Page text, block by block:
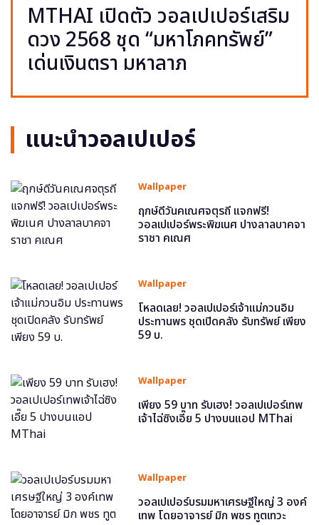
MTHAI เปิดตัว วอลเปเปอร์เสริม
ดวง 2568 ชุด “มหาโภคทรัพย์”
เด่นเงินตรา มหาลาภ
แนะนำวอลเปเปอร์
Wallpaper
ฤกษ์ดีวันคเณศจตุรถี แจกฟรี!
วอลเปเปอร์พระพิฆเนศ ปางลาลบาคจา
ราชา คเณศ
Wallpaper
โหลดเลย! วอลเปเปอร์เจ้าแม่กวนอิม
ประทานพร ชุดเปิดคลัง รับทรัพย์ เพียง
59 บ.
Wallpaper
เพียง 59 บาท รับเฮง! วอลเปเปอร์เทพ
เจ้าไฉ่ซิงเอี๊ย 5 ปางบนแอป MThai
Wallpaper
วอลเปเปอร์บรมมหาเศรษฐีใหญ่ 3 องค์
เทพ โดยอาจารย์ มิก พชร ทูตเทวะ